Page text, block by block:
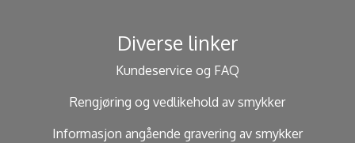
Diverse linker
Kundeservice og FAQ
Rengjøring og vedlikehold av smykker
Informasjon angående gravering av smykker